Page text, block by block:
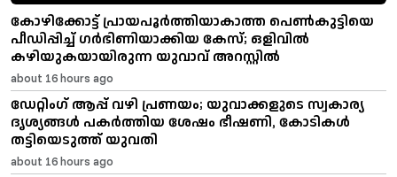
കോഴിക്കോട്ട് പ്രായപൂർത്തിയാകാത്ത പെൺകുട്ടിയെ
പീഡിപ്പിച്ച് ഗർഭിണിയാക്കിയ കേസ്‌; ഒളിവിൽ
കഴിയുകയായിരുന്ന യുവാവ് അറസ്റ്റിൽ
about 16 hours ago
ഡേറ്റിംഗ് ആപ്പ് വഴി പ്രണയം; യുവാക്കളുടെ സ്വകാര്യ
ദൃശ്യങ്ങൾ പകർത്തിയ ശേഷം ഭീഷണി, കോടികൾ
തട്ടിയെടുത്ത് യുവതി
about 16 hours ago